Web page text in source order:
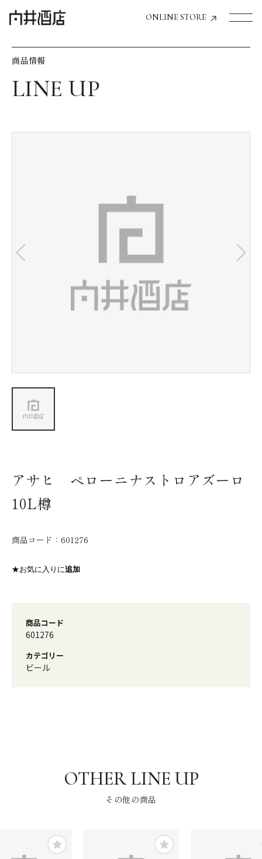
ONLINE STORE
飲食店経営のお客様
お気に入り機能の活用方法
会社情報
商品情報
アサヒ ペローニナストロアズーロ
10L樽
商品コード： 601276
★お気に入りに追加
商品コード
601276
カテゴリー
ビール
その他の商品